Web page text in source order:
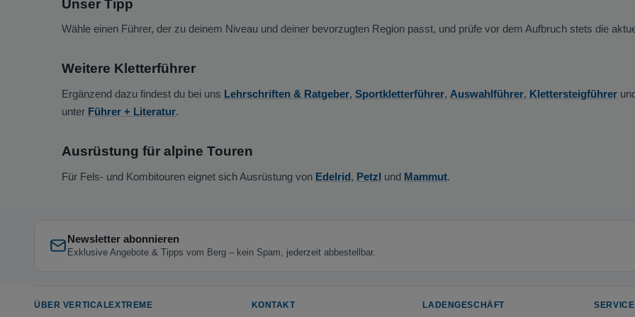
Unser Tipp
Wähle einen Führer, der zu deinem Niveau und deiner bevorzugten Region passt, und prüfe vor dem Aufbruch stets die
Weitere Kletterführer
Ergänzend dazu findest du bei uns Lehrschriften & Ratgeber, Sportkletterführer, Auswahlführer, Klettersteigführer
unter Führer + Literatur.
Ausrüstung für alpine Touren
Für Fels- und Kombitouren eignet sich Ausrüstung von Edelrid, Petzl und Mammut.
Newsletter abonnieren
Exklusive Angebote & Tipps vom Berg – kein Spam, jederzeit abbestellbar.
ÜBER VERTICALEXTREME KONTAKT LADENGESCHÄFT